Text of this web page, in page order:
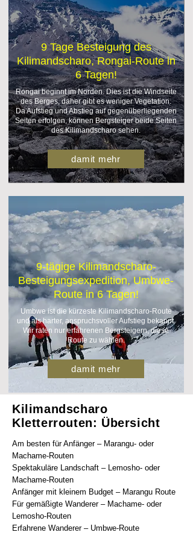
9 Tage Besteigung des
Kilimandscharo, Rongai-Route in
6 Tagen!
Rongai beginnt im Norden. Dies ist die Windseite
des Berges, daher gibt es weniger Vegetation.
Da Aufstieg und Abstieg auf gegenüberliegenden
Seiten erfolgen, können Bergsteiger beide Seiten
des Kilimandscharo sehen.
damit mehr
9-tägige Kilimandscharo-
Besteigungsexpedition, Umbwe-
Route in 6 Tagen!
Umbwe ist die kürzeste Kilimandscharo-Route
und als harter, anspruchsvoller Aufstieg bekannt.
Wir raten nur erfahrenen Bergsteigern, diese
Route zu wählen.
damit mehr
Kilimandscharo
Kletterrouten: Übersicht
Am besten für Anfänger – Marangu- oder
Machame-Routen
Spektakuläre Landschaft – Lemosho- oder
Machame-Routen
Anfänger mit kleinem Budget – Marangu Route
Für gemäßigte Wanderer – Machame- oder
Lemosho-Routen
Erfahrene Wanderer – Umbwe-Route